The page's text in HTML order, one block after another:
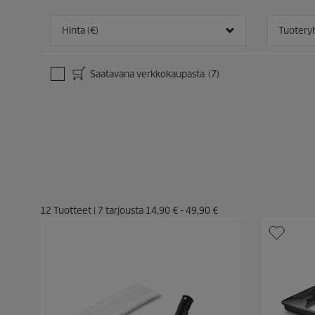
Hinta (€)
Saatavana verkkokaupasta (7)
12 Tuotteet | 7 tarjousta 14,90 € -49,90 €